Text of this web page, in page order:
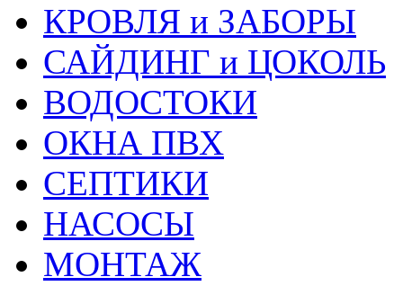
КРОВЛЯ и ЗАБОРЫ
САЙДИНГ и ЦОКОЛЬ
ВОДОСТОКИ
ОКНА ПВХ
СЕПТИКИ
НАСОСЫ
МОНТАЖ